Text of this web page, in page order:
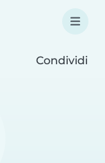
Condividi